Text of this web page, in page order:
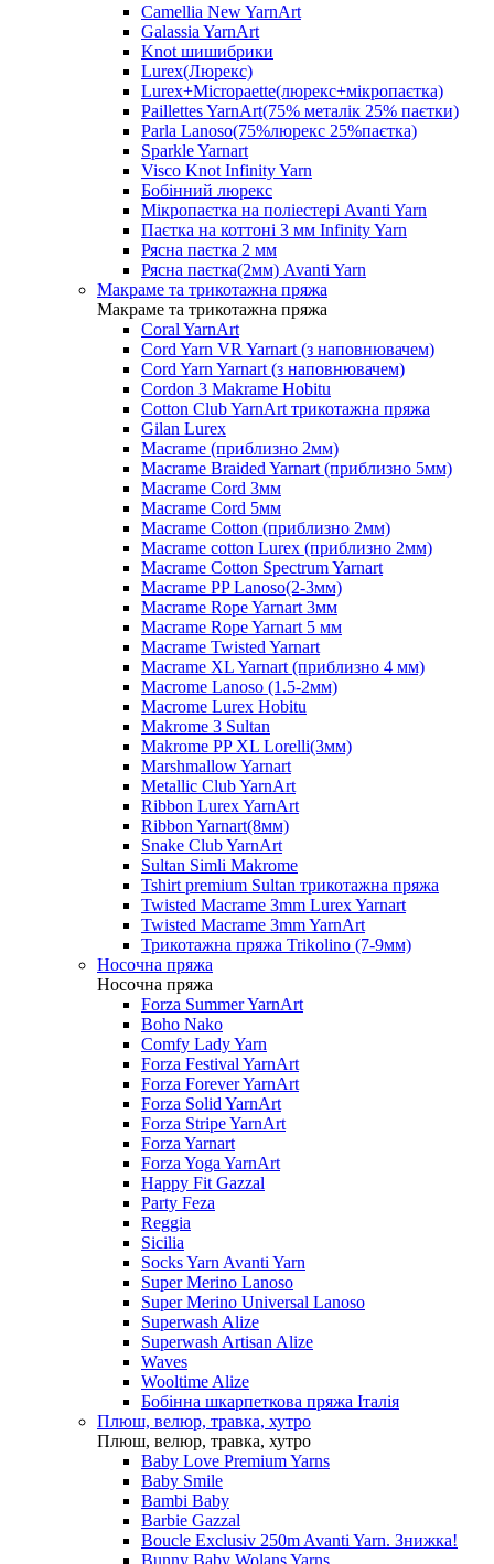
Camellia New YarnArt
Galassia YarnArt
Knot шишибрики
Lurex(Люрекс)
Lurex+Micropaette(люрекс+мікропаєтка)
Paillettes YarnArt(75% металік 25% паєтки)
Parla Lanoso(75%люрекс 25%паєтка)
Sparkle Yarnart
Visco Knot Infinity Yarn
Бобінний люрекс
Мікропаєтка на поліестері Avanti Yarn
Паєтка на коттоні 3 мм Infinity Yarn
Рясна паєтка 2 мм
Рясна паєтка(2мм) Avanti Yarn
Макраме та трикотажна пряжа
Макраме та трикотажна пряжа
Coral YarnArt
Cord Yarn VR Yarnart (з наповнювачем)
Cord Yarn Yarnart (з наповнювачем)
Cordon 3 Makrame Hobitu
Cotton Club YarnArt трикотажна пряжа
Gilan Lurex
Macrame (приблизно 2мм)
Macrame Braided Yarnart (приблизно 5мм)
Macrame Cord 3мм
Macrame Cord 5мм
Macrame Cotton (приблизно 2мм)
Macrame cotton Lurex (приблизно 2мм)
Macrame Cotton Spectrum Yarnart
Macrame PP Lanoso(2-3мм)
Macrame Rope Yarnart 3мм
Macrame Rope Yarnart 5 мм
Macrame Twisted Yarnart
Macrame XL Yarnart (приблизно 4 мм)
Macrome Lanoso (1.5-2мм)
Macrome Lurex Hobitu
Makrome 3 Sultan
Makrome PP XL Lorelli(3мм)
Marshmallow Yarnart
Metallic Club YarnArt
Ribbon Lurex YarnArt
Ribbon Yarnart(8мм)
Snake Club YarnArt
Sultan Simli Makrome
Tshirt premium Sultan трикотажна пряжа
Twisted Macrame 3mm Lurex Yarnart
Twisted Macrame 3mm YarnArt
Трикотажна пряжа Trikolino (7-9мм)
Носочна пряжа
Носочна пряжа
Forza Summer YarnArt
Boho Nako
Comfy Lady Yarn
Forza Festival YarnArt
Forza Forever YarnArt
Forza Solid YarnArt
Forza Stripe YarnArt
Forza Yarnart
Forza Yoga YarnArt
Happy Fit Gazzal
Party Feza
Reggia
Sicilia
Socks Yarn Avanti Yarn
Super Merino Lanoso
Super Merino Universal Lanoso
Superwash Alize
Superwash Artisan Alize
Waves
Wooltime Alize
Бобінна шкарпеткова пряжа Італія
Плюш, велюр, травка, хутро
Плюш, велюр, травка, хутро
Baby Love Premium Yarns
Baby Smile
Bambi Baby
Barbie Gazzal
Boucle Exclusiv 250m Avanti Yarn. Знижка!
Bunny Baby Wolans Yarns